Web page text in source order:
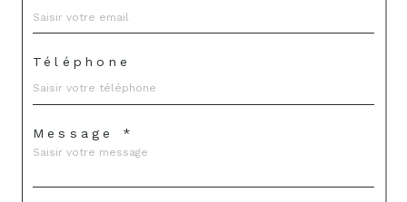
Téléphone
Message *